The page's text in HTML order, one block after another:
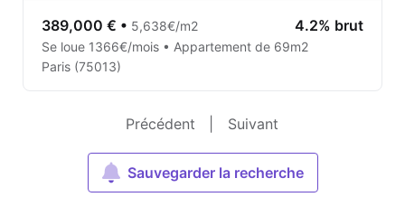
389,000 € • 5,638€/m2 4.2% brut
Se loue 1366€/mois • Appartement de 69m2
Paris (75013)
Précédent Suivant
Sauvegarder la recherche